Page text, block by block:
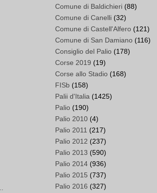
Comune di Baldichieri (88)
Comune di Canelli (32)
Comune di Castell'Alfero (121)
Comune di San Damiano (116)
Consiglio del Palio (178)
Corse 2019 (19)
Corse allo Stadio (168)
FISb (158)
Palii d'Italia (1425)
Palio (190)
Palio 2010 (4)
Palio 2011 (217)
Palio 2012 (237)
Palio 2013 (590)
Palio 2014 (936)
Palio 2015 (737)
Palio 2016 (327)